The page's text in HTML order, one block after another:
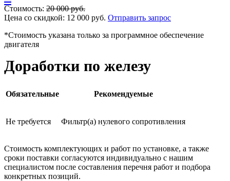
Стоимость: 20 000руб.
Цена со скидкой: 12 000 руб. Отправить запрос
*Стоимость указана только за программное обеспечение
двигателя
Доработки по железу
Обязательные Рекомендуемые
Не требуется Фильтр(а) нулевого сопротивления
Стоимость комплектующих и работ по установке, а также
сроки поставки согласуются индивидуально с нашим
специалистом после составления перечня работ и подбора
конкретных позиций.